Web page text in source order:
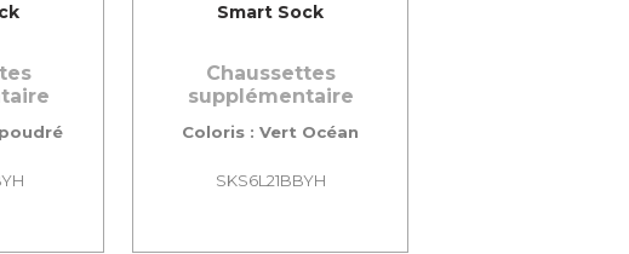
Smart Sock
Chaussettes
supplémentaire
Coloris : Vert Océan
SKS6L21BBYH